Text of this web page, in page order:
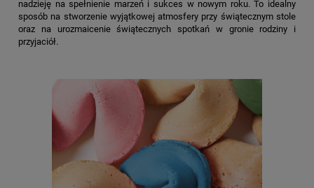
nadzieję na spełnienie marzeń i sukces w nowym roku. To idealny
sposób na stworzenie wyjątkowej atmosfery przy świątecznym stole
oraz na urozmaicenie świątecznych spotkań w gronie rodziny i
przyjaciół.